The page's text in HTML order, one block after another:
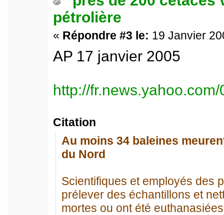
pétrolière
« Répondre #3 le: 19 Janvier
AP 17 janvier 2005
http://
Citation
Au moins 34 baleines
du Nord
Scientifiques et employés des
prélever des échantillons et
mortes ou ont été